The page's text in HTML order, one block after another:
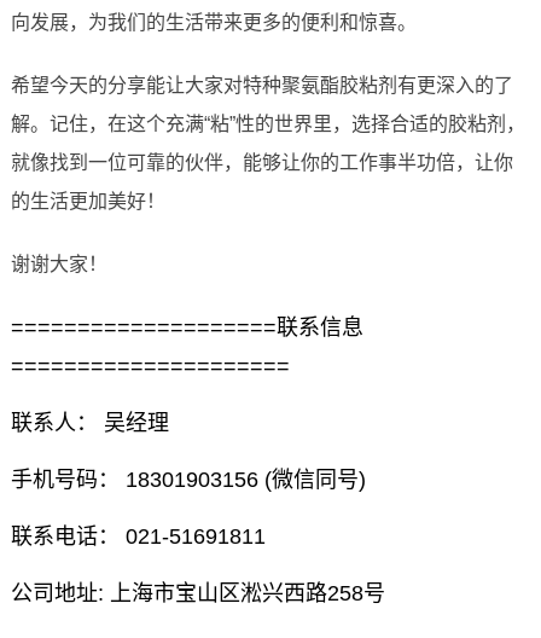
向发展，为我们的生活带来更多的便利和惊喜。
希望今天的分享能让大家对特种聚氨酯胶粘剂有更深入的了
解。记住，在这个充满“粘”性的世界里，选择合适的胶粘剂，
就像找到一位可靠的伙伴，能够让你的工作事半功倍，让你
的生活更加美好！
谢谢大家！
====================联系信息
=====================
联系人： 吴经理
手机号码： 18301903156 (微信同号)
联系电话： 021-51691811
公司地址: 上海市宝山区淞兴西路258号